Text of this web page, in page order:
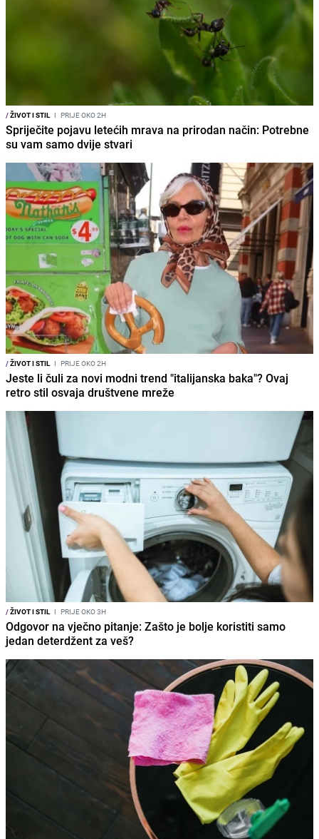
/ŽIVOT I STIL I PRIJE OKO 2H
Spriječite pojavu letećih mrava na prirodan način: Potrebne
su vam samo dvije stvari
/ŽIVOT I STIL I PRIJE OKO 2H
Jeste li čuli za novi modni trend "italijanska baka"? Ovaj
retro stil osvaja društvene mreže
/ŽIVOT I STIL I PRIJE OKO 3H
Odgovor na vječno pitanje: Zašto je bolje koristiti samo
jedan deterdžent za veš?